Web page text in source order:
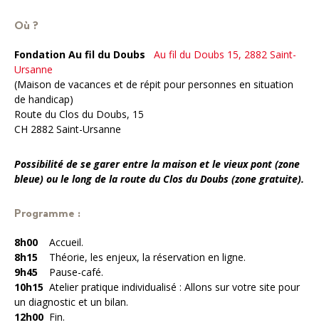
Où ?
Fondation Au fil du Doubs
Au fil du Doubs 15, 2882 Saint-
Ursanne
(Maison de vacances et de répit pour personnes en situation
de handicap)
Route du Clos du Doubs, 15
CH 2882 Saint-Ursanne
Possibilité de se garer entre la maison et le vieux pont (zone
bleue) ou le long de la route du Clos du Doubs (zone gratuite).
Programme :
8h00 Accueil.
8h15 Théorie, les enjeux, la réservation en ligne.
9h45
Pause-café.
10h15 Atelier pratique individualisé : Allons sur votre site pour
un diagnostic et un bilan.
12h00 Fin.